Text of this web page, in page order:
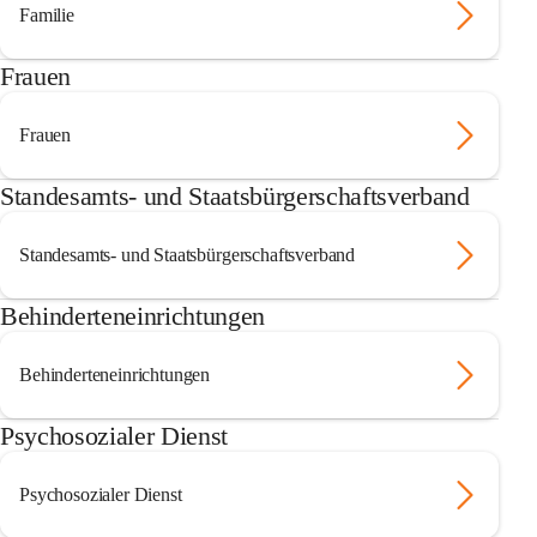
Familie
Frauen
Frauen
Standesamts- und Staatsbürgerschaftsverband
Standesamts- und Staatsbürgerschaftsverband
Behinderteneinrichtungen
Behinderteneinrichtungen
Psychosozialer Dienst
Psychosozialer Dienst